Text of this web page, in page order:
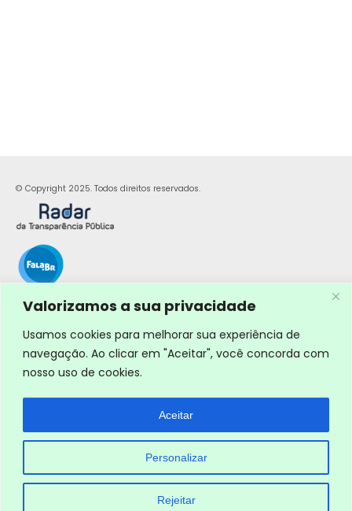
Valorizamos a sua privacidade
Usamos cookies para melhorar sua experiência de
navegação. Ao clicar em "Aceitar", você concorda com
nosso uso de cookies.
Personalizar
Rejeitar
Aceitar
© Copyright 2025. Todos direitos reservados.